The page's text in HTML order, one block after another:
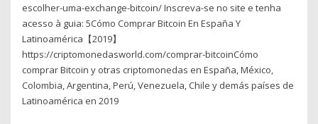
escolher-uma-exchange-bitcoin/ Inscreva-se no site e tenha
acesso à guia: 5Cómo Comprar Bitcoin En España Y
Latinoamérica【2019】
https://criptomonedasworld.com/comprar-bitcoinCómo
comprar Bitcoin y otras criptomonedas en España, México,
Colombia, Argentina, Perú, Venezuela, Chile y demás países de
Latinoamérica en 2019